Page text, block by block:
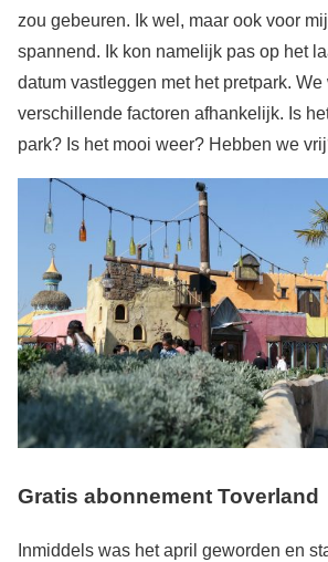
zou gebeuren. Ik wel, maar ook voor
spannend. Ik kon namelijk pas op het
datum vastleggen met het pretpark.
verschillende factoren afhankelijk. Is
park? Is het mooi weer? Hebben we
Gratis abonnement Toverland
Inmiddels was het april geworden en